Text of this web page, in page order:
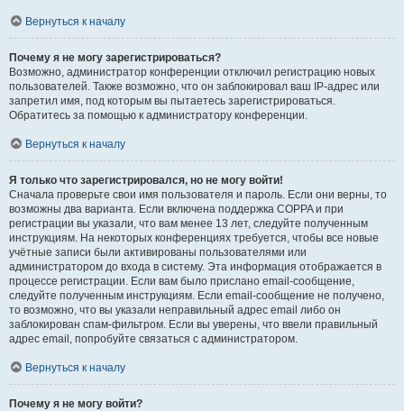
Вернуться к началу
Почему я не могу зарегистрироваться?
Возможно, администратор конференции отключил регистрацию новых
пользователей. Также возможно, что он заблокировал ваш IP-адрес или
запретил имя, под которым вы пытаетесь зарегистрироваться.
Обратитесь за помощью к администратору конференции.
Вернуться к началу
Я только что зарегистрировался, но не могу войти!
Сначала проверьте свои имя пользователя и пароль. Если они верны, то
возможны два варианта. Если включена поддержка COPPA и при
регистрации вы указали, что вам менее 13 лет, следуйте полученным
инструкциям. На некоторых конференциях требуется, чтобы все новые
учётные записи были активированы пользователями или
администратором до входа в систему. Эта информация отображается в
процессе регистрации. Если вам было прислано email-сообщение,
следуйте полученным инструкциям. Если email-сообщение не получено,
то возможно, что вы указали неправильный адрес email либо он
заблокирован спам-фильтром. Если вы уверены, что ввели правильный
адрес email, попробуйте связаться с администратором.
Вернуться к началу
Почему я не могу войти?